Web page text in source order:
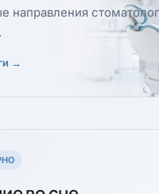
направления
→